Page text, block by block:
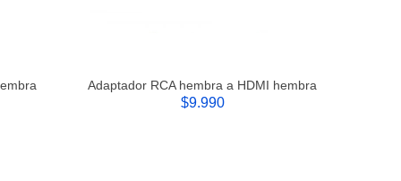
Adaptador RCA hembra a HDMI hembra
$9.990